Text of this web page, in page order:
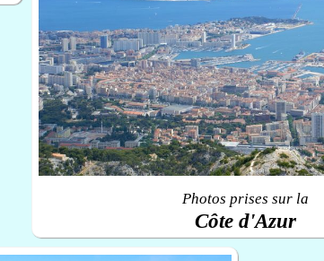
Photos prises sur la
Côte d'Azur